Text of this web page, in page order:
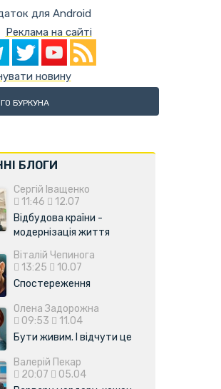
для Android
Реклама на сайті
новину
БУРКУНА
БЛОГИ
Сергій Іващенко
11:46
12.07
Відбудова країни -
модернізація життя
Віталій Чепинога
13:25
10.07
Спостереження
Олена Задорожна
09:53
11.04
Бути живим. І відчути це
Валерій Пекар
20:07
05.04